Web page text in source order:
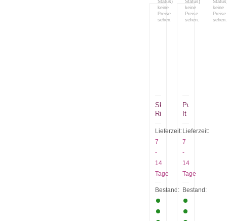
Status)
keine
Preise
sehen.
Status)
keine
Preise
sehen.
keine
Preise
sehen.
Sky
Ripper
Lieferzeit:
7
-
14
Tage
Bestand:
Pump
It
Lieferzeit:
7
-
14
Tage
Bestand: